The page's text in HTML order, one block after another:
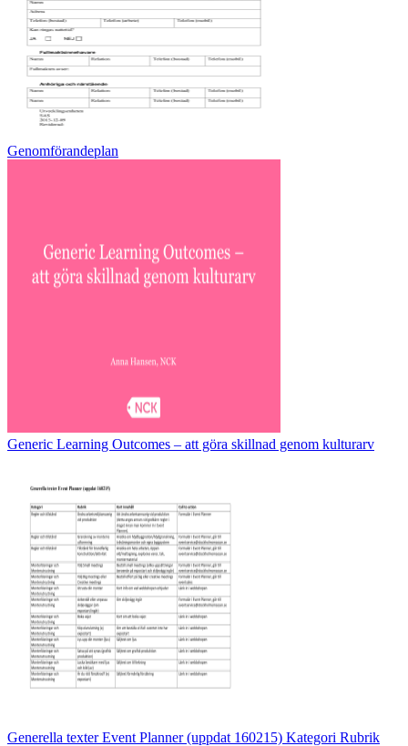
Genomförandeplan
Generic Learning Outcomes – att göra skillnad genom kulturarv
Generella texter Event Planner (uppdat 160215) Kategori Rubrik